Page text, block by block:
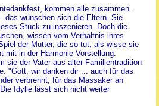
kommen alle zusammen.
das wünschen sich die Eltern. Sie
Stück zu inszenieren. Doch die
wissen vom Verhältnis ihres
der Mutter, die so tut, als wisse sie
in der Harmonie-Vorstellung.
sie der Vater aus alter Familientradition
"Gott, wir danken dir ... auch für das
verbrennt, für das Massaker an
Idylle lässt sich nicht weiter